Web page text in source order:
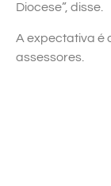
Diocese”, disse.
A expectativa é
assessores.